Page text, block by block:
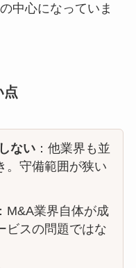
中心になっていま
点
ない：他業界も並
。守備範囲が狭い
M&A業界自体が成
ビスの問題ではな